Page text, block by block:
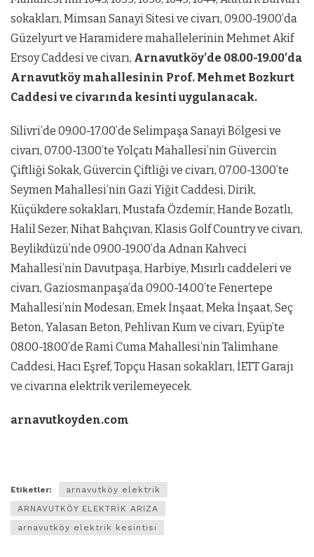
sokakları, Mimsan Sanayi Sitesi ve civarı, 09.00-19.00’da
Güzelyurt ve Haramidere mahallelerinin Mehmet Akif
Ersoy Caddesi ve civarı, Arnavutköy’de 08.00-19.00’da
Arnavutköy mahallesinin Prof. Mehmet Bozkurt
Caddesi ve civarında kesinti uygulanacak.
Silivri’de 09.00-17.00’de Selimpaşa Sanayi Bölgesi ve
civarı, 07.00-13.00’te Yolçatı Mahallesi’nin Güvercin
Çiftliği Sokak, Güvercin Çiftliği ve civarı, 07.00-13.00’te
Seymen Mahallesi’nin Gazi Yiğit Caddesi, Dirik,
Küçükdere sokakları, Mustafa Özdemir, Hande Bozatlı,
Halil Sezer, Nihat Bahçıvan, Klasis Golf Country ve civarı,
Beylikdüzü’nde 09.00-19.00’da Adnan Kahveci
Mahallesi’nin Davutpaşa, Harbiye, Mısırlı caddeleri ve
civarı, Gaziosmanpaşa’da 09.00-14.00’te Fenertepe
Mahallesi’nin Modesan, Emek İnşaat, Meka İnşaat, Seç
Beton, Yalasan Beton, Pehlivan Kum ve civarı, Eyüp’te
08.00-18.00’de Rami Cuma Mahallesi’nin Talimhane
Caddesi, Hacı Eşref, Topçu Hasan sokakları, İETT Garajı
ve civarına elektrik verilemeyecek.
arnavutkoyden.com
Etiketler:
arnavutköy elektrik
ARNAVUTKÖY ELEKTRİK ARIZA
arnavutköy elektrik kesintisi